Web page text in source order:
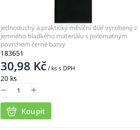
183651
30,98 Kč/ kss DPH
20 ks
Koupit
jednoduchý a praktický měsíční diář vyrobený z
jemného hladkého materiálu s polomatným
povrchem černé barvy